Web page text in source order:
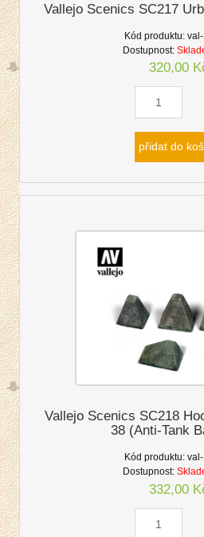
Vallejo Scenics SC217
Kód produktu:
Dostupnost:
320,00
přidat do
Vallejo Scenics SC218
38 (Anti-Tank
Kód produktu:
Dostupnost:
332,00